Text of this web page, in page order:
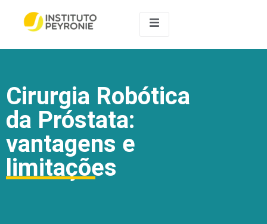
Cirurgia Robótica
da Próstata:
vantagens e
limitações